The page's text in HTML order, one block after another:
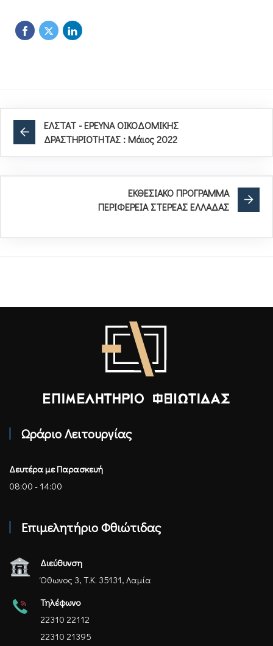
ΕΛΣΤΑΤ - ΕΡΕΥΝΑ ΟΙΚΟΔΟΜΙΚΗΣ
ΔΡΑΣΤΗΡΙΟΤΗΤΑΣ : Μάιος 2022
ΕΚΘΕΣΙΑΚΟ ΠΡΟΓΡΑΜΜΑ
ΠΕΡΙΦΕΡΕΙΑ ΣΤΕΡΕΑΣ ΕΛΛΑΔΑΣ
Ωράριο Λειτουργίας
Δευτέρα με Παρασκευή
08:00 - 14:00
Επιμελητήριο Φθιώτιδας
Διεύθυνση
Όθωνος 3, Τ.Κ. 35131, Λαμία
Τηλέφωνο
22310 22112
22310 21395